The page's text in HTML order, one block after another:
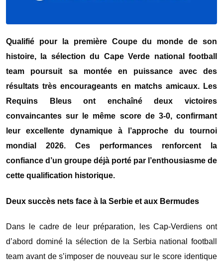
Qualifié pour la première Coupe du monde de son
histoire, la sélection du Cape Verde national football
team poursuit sa montée en puissance avec des
résultats très encourageants en matchs amicaux. Les
Requins Bleus ont enchaîné deux victoires
convaincantes sur le même score de 3-0, confirmant
leur excellente dynamique à l’approche du tournoi
mondial 2026. Ces performances renforcent la
confiance d’un groupe déjà porté par l’enthousiasme de
cette qualification historique.
Deux succès nets face à la Serbie et aux Bermudes
Dans le cadre de leur préparation, les Cap-Verdiens ont
d’abord dominé la sélection de la Serbia national football
team avant de s’imposer de nouveau sur le score identique